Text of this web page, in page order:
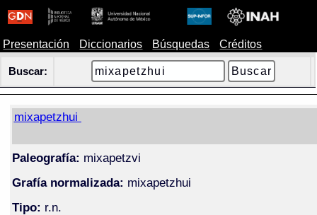
Presentación Diccionarios Búsquedas Créditos
Buscar:
mixapetzhui
Paleografía: mixapetzvi
Grafía normalizada: mixapetzhui
Tipo: r.n.